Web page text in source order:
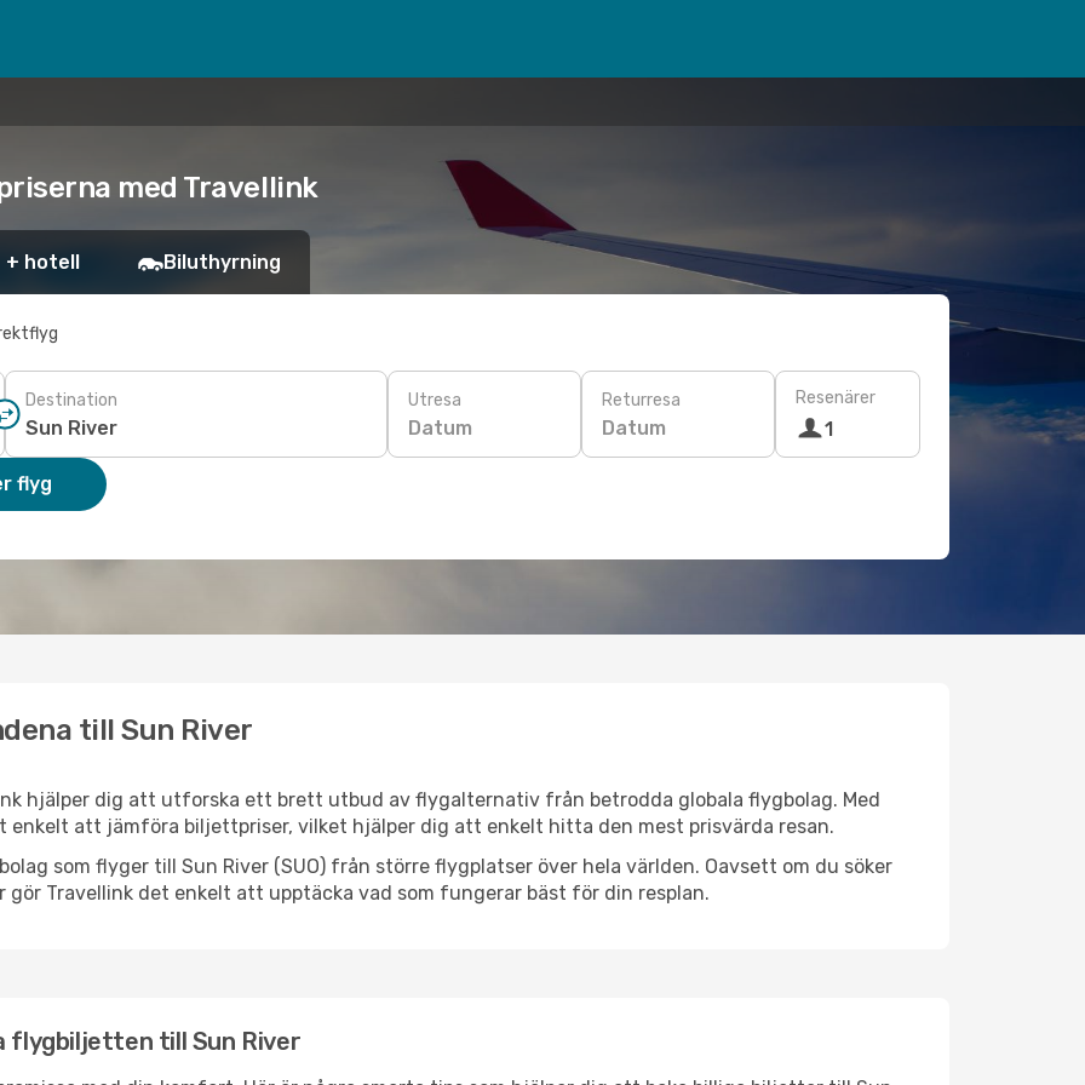
med Travellink
+ hotell Biluthyrning
Destination Utresa
Datum
Returresa
Datum
Resenärer
1
flyg
till Sun River
hjälper dig att utforska ett brett utbud av flygalternativ från betrodda globala flygbolag. Med
att jämföra biljettpriser, vilket hjälper dig att enkelt hitta den mest prisvärda resan.
som flyger till Sun River (SUO) från större flygplatser över hela världen. Oavsett om du söker
gör Travellink det enkelt att upptäcka vad som fungerar bäst för din resplan.
till Sun River